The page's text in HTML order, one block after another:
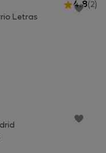
4.8(2)
Letras